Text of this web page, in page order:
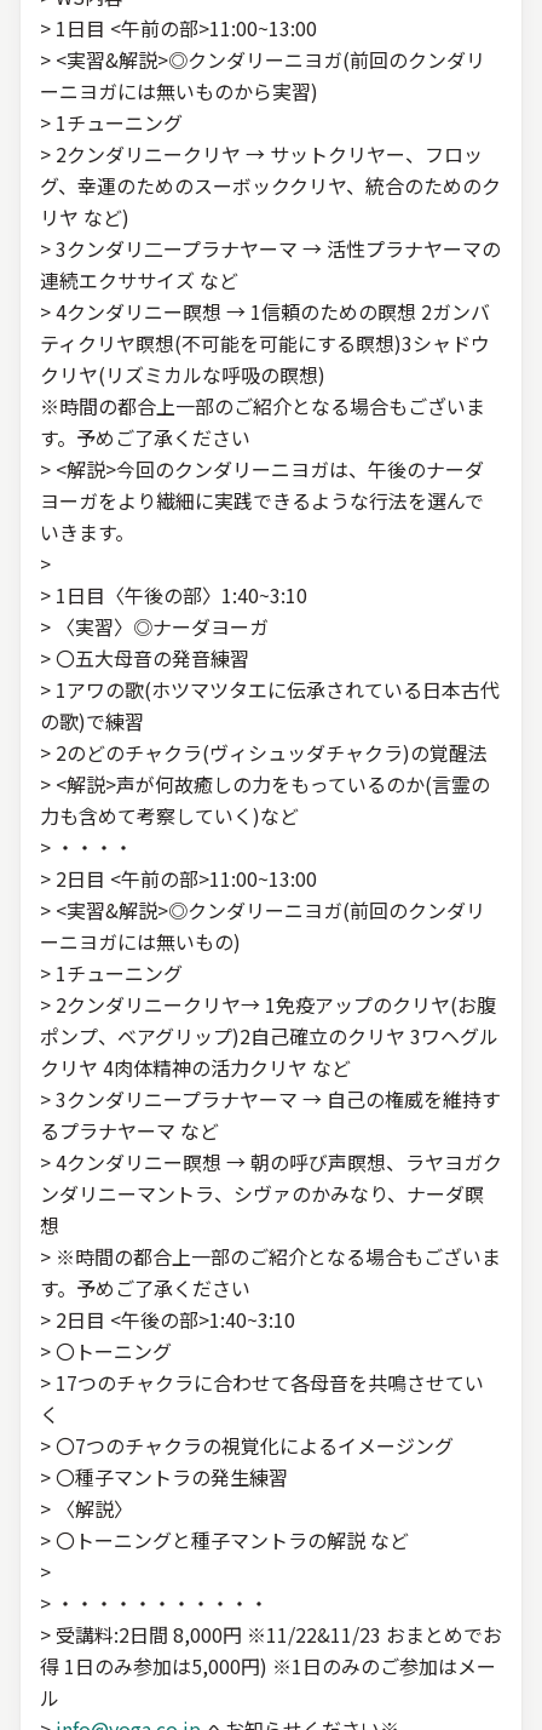
> 1日目 <午前の部>11:00~13:00
> <実習&解説>◎クンダリーニヨガ(前回のクンダリ
ーニヨガには無いものから実習)
> 1チューニング
> 2クンダリニークリヤ → サットクリヤー、フロッ
グ、幸運のためのスーボッククリヤ、統合のためのク
リヤ など)
> 3クンダリ二ープラナヤーマ → 活性プラナヤーマの
連続エクササイズ など
> 4クンダリニー瞑想 → 1信頼のための瞑想 2ガンバ
ティクリヤ瞑想(不可能を可能にする瞑想)3シャドウ
クリヤ(リズミカルな呼吸の瞑想)
※時間の都合上一部のご紹介となる場合もございま
す。予めご了承ください
> <解説>今回のクンダリーニヨガは、午後のナーダ
ヨーガをより繊細に実践できるような行法を選んで
いきます。
>
> 1日目〈午後の部〉1:40~3:10
> 〈実習〉◎ナーダヨーガ
> 〇五大母音の発音練習
> 1アワの歌(ホツマツタエに伝承されている日本古代
の歌)で練習
> 2のどのチャクラ(ヴィシュッダチャクラ)の覚醒法
> <解説>声が何故癒しの力をもっているのか(言霊の
力も含めて考察していく)など
> ・・・・
> 2日目 <午前の部>11:00~13:00
> <実習&解説>◎クンダリーニヨガ(前回のクンダリ
ーニヨガには無いもの)
> 1チューニング
> 2クンダリニークリヤ→ 1免疫アップのクリヤ(お腹
ポンプ、ベアグリップ)2自己確立のクリヤ 3ワヘグル
クリヤ 4肉体精神の活力クリヤ など
> 3クンダリニープラナヤーマ → 自己の権威を維持す
るプラナヤーマ など
> 4クンダリニー瞑想 → 朝の呼び声瞑想、ラヤヨガク
ンダリニーマントラ、シヴァのかみなり、ナーダ瞑
想
> ※時間の都合上一部のご紹介となる場合もございま
す。予めご了承ください
> 2日目 <午後の部>1:40~3:10
> 〇トーニング
> 17つのチャクラに合わせて各母音を共鳴させてい
く
> 〇7つのチャクラの視覚化によるイメージング
> 〇種子マントラの発生練習
> 〈解説〉
> 〇トーニングと種子マントラの解説 など
>
> ・・・・・・・・・・・
> 受講料:2日間 8,000円 ※11/22&11/23 おまとめでお
得 1日のみ参加は5,000円) ※1日のみのご参加はメー
ル